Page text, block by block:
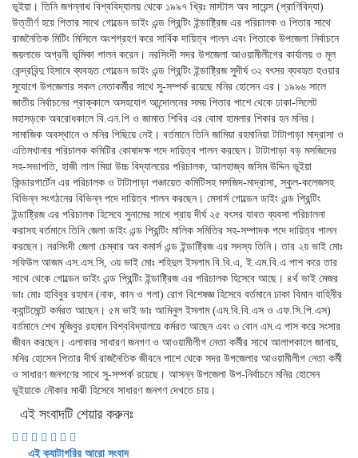
ভূইয়া। তিনি জগন্নাথ বিশ্ববিদ্যালয় থেকে ১৯৯৭ খ্রিঃ মাস্টাস অব সায়েন্স (প্রাণিবিদ্যা)
উত্তীর্ণ হয়ে পিতার সাথে গোল্ডেন ডাইং এন্ড প্রিন্টিং ইন্ডাষ্ট্রিজ এর পরিচালক ও পিতার সাথে
রাজনৈতিক মিটিং মিসিলে অংশগ্রহণ করে সার্বিক দায়িত্ব পালন এবং পিতাকে উপজেলা নির্বাচনে
জয়লাভে অগ্রনী ভূমিকা পালন করেন। নরসিংদী সদর উপজেলা আওয়ামীলীগের কার্যালয় ও মূল
কেন্দ্রবিন্দু হিসাবে ব্যবহৃত গোল্ডেন ডাইং এন্ড প্রিন্টিং ইন্ডাষ্ট্রিজ সুদীর্ঘ ৩২ বৎসর ব্যবহৃত হওয়ার
সুযোগে উপজেলার সকল নেতাকর্মীর সাথে সু-সম্পর্ক রয়েছে মনির হোসেন এর। ১৯৯৬ সালে
জাতীয় নির্বাচনের প্রাক্কালে অসহযোগ আন্দোলনের সময় পিতার পাশে থেকে ঢাকা-সিলেট
মহাসড়কে অবরোধকালে বি.এন.পি ও জামাত শিবির এর বোমা হামলার শিকার হন মনির।
সামাজিক অবস্থানে ও মনির পিছিয়ে নেই। বর্তমানে তিনি জামিয়া রহমানিয়া টাটাপাড়া মাদ্রাসা ও
এতিমখানার পরিচালক কমিটির কোষাদক্ষ পদে দায়িত্ব পালন করছেন। টাটাপাড়া বড় মসজিদের
সহ-সভাপতি, হাজী লাল মিয়া উচ্চ বিদ্যালয়ের পরিচালক, আলহাজ্ব জসিম উদ্দিন ভূইয়া
কিন্ডারগার্টেন এর পরিচালক ও টাটাপাড়া পঞ্চায়েত কমিটিসহ মসজিদ-মাদ্রাসা, স্কুল-কলেজসহ
বিভিন্ন সংগঠনের বিভিন্ন পদে দায়িত্ব পালন করছেন। মেসার্স গোল্ডেন ডাইং এন্ড প্রিন্টিং
ইন্ডাষ্ট্রিজ এর পরিচালক হিসেবে সুনামের সাথে প্রায় দীর্ঘ ২৫ বৎসর যাবত ব্যবসা পরিচালনা
করাসহ বর্তমানে তিনি জেলা ডাইং এন্ড প্রিন্টিং মালিক সমিতির সহ-সম্পাদক পদে দায়িত্ব পালন
করছেন। নরসিংদী জেলা চেম্বার অব কমার্স এন্ড ইন্ডাষ্ট্রিজ এর সদস্য তিনি। তার ২য় ভাই মোঃ
সফিউল আজম এস.এস.সি, ৩য় ভাই মোঃ শহিদুল ইসলাম বি.বি.এ, ই.এম.বি.এ পাশ করে তার
সাথে থেকে গোল্ডেন ডাইং এন্ড প্রিন্টিং ইন্ডাষ্ট্রিজ এর পরিচালক হিসেবে আছে। ৪র্থ ভাই মেজর
ডাঃ মোঃ হাবিবুর রহমান (নাক, কান ও গলা) রোগ বিশেষজ্ঞ হিসেবে বর্তমানে ঢাকা বিমান বাহিনীর
ক্যান্টমেন্টে কর্মরত আছেন। ৫ম ভাই ডাঃ আমিনুল ইসলাম (এম.বি.বি.এস ও এফ.সি.পি.এস)
বর্তমানে শেখ মুজিবুর রহমান বিশ্ববিদ্যালয়ে কর্মরত আছেন এবং ৩ বোন এম.এ পাস করে সংসার
জীবন করছেন। এলাকার সাধারণ জনগণ ও আওয়ামীলীগ নেতা কর্মীর সাথে আলাপকালে জানায়,
মনির হোসেন পিতার দীর্ঘ রাজনৈতিক জীবনে পাশে থেকে সদর উপজেলার আওয়ামীলীগ নেতা কর্মী
ও সাধারণ জনগণের সাথে সু-সম্পর্ক রয়েছে। আসন্ন উপজেলা উপ-নির্বাচনে মনির হোসেন
ভূইয়াকে নৌকার মাঝী হিসেবে সাধারণ জনগণ দেখতে চায়।
এই সংবাদটি শেয়ার করুনঃ
এই ক্যাটাগরির আরো সংবাদ